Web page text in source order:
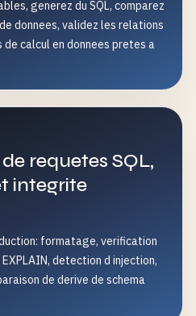
generez du SQL, comparez
donnees, validez les relations
calcul en donnees pretes a
requetes SQL,
integrite
formatage, verification
detection d injection,
de derive de schema